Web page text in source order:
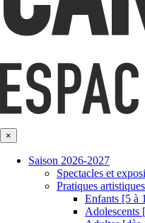
×
Saison 2026-2027
Spectacles et
Pratiques artistiques
Enfants [5 à
Adolescents